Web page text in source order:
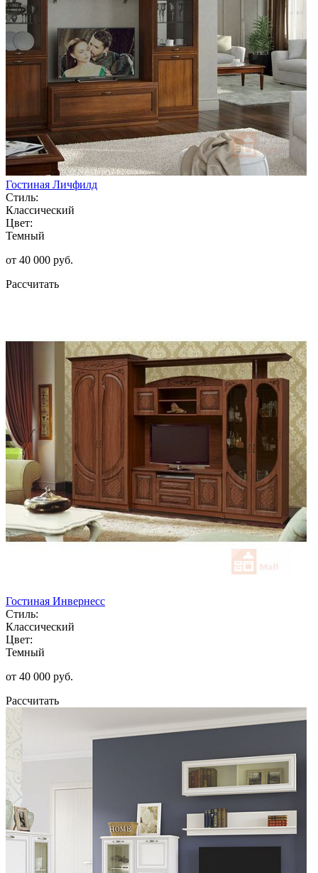
Гостиная Личфилд
Стиль:
Классический
Цвет:
Темный
от 40 000 руб.
Рассчитать
Гостиная Инвернесс
Стиль:
Классический
Цвет:
Темный
от 40 000 руб.
Рассчитать